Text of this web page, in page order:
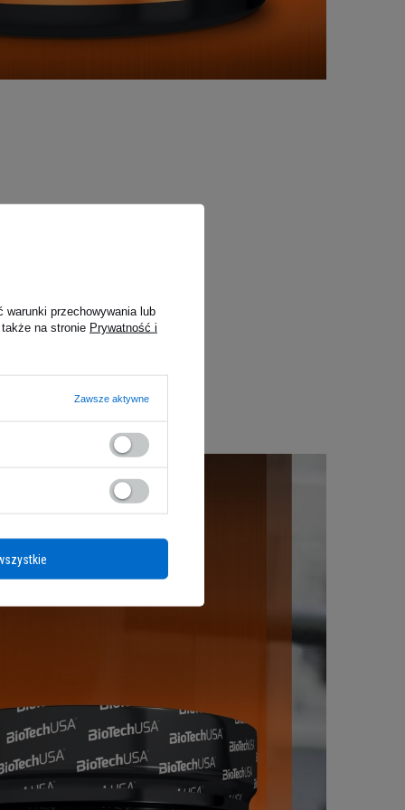
jak m.in. cukier.
warunki przechowywania lub
na stronie Prywatność i
Zawsze aktywne